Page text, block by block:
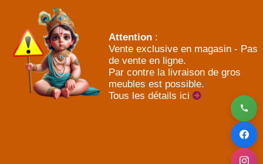
Attention :
Vente exclusive en magasin - Pas
de vente en ligne.
Par contre la livraison de gros
meubles est possible.
Tous les détails ici